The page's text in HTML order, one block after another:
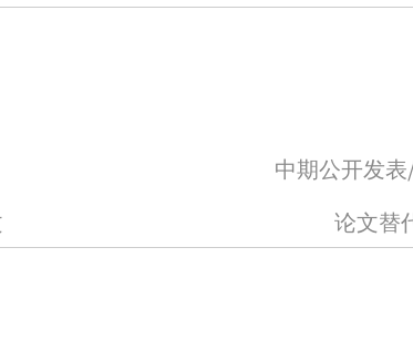
中期公开发
论文替